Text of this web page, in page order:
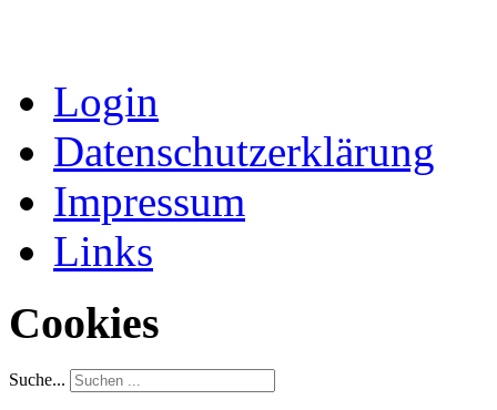
Login
Datenschutzerklärung
Impressum
Links
Cookies
Suche...